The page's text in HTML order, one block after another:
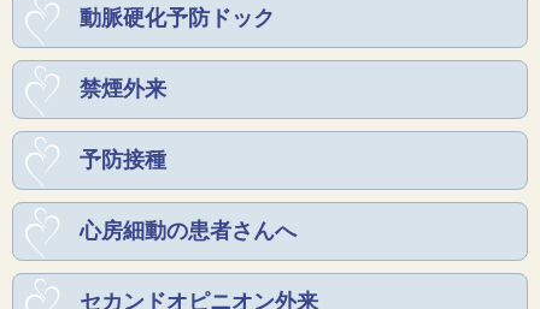
動脈硬化予防ドック
禁煙外来
予防接種
心房細動の患者さんへ
セカンドオピニオン外来